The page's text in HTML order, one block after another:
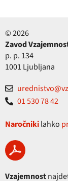
© 2026
Zavod
p. p. 134
1001 Ljubljana
01 530 78 42
Naročnikilahko
Vzajemnost